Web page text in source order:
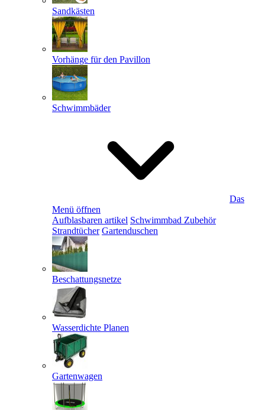
Sandkästen
Vorhänge für den Pavillon
Schwimmbäder
Das
Menü öffnen
Aufblasbaren artikel Schwimmbad Zubehör
Strandtücher Gartenduschen
Beschattungsnetze
Wasserdichte Planen
Gartenwagen